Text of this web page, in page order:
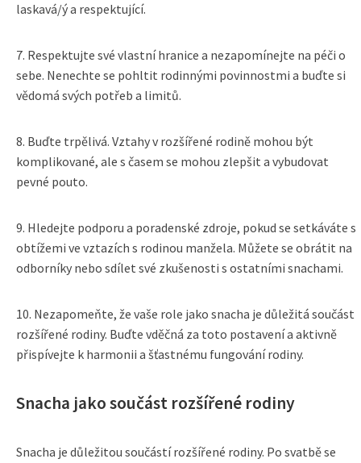
laskavá/ý a respektující.
7. Respektujte své vlastní hranice a nezapomínejte na péči o
sebe. Nenechte se pohltit rodinnými povinnostmi a buďte si
vědomá svých potřeb a limitů.
8. Buďte trpělivá. Vztahy v rozšířené rodině mohou být
komplikované, ale s časem se mohou zlepšit a vybudovat
pevné pouto.
9. Hledejte podporu a poradenské zdroje, pokud se setkáváte s
obtížemi ve vztazích s rodinou manžela. Můžete se obrátit na
odborníky nebo sdílet své zkušenosti s ostatními snachami.
10. Nezapomeňte, že vaše role jako snacha je důležitá součást
rozšířené rodiny. Buďte vděčná za toto postavení a aktivně
přispívejte k harmonii a šťastnému fungování rodiny.
Snacha jako součást rozšířené rodiny
Snacha je důležitou součástí rozšířené rodiny. Po svatbě se